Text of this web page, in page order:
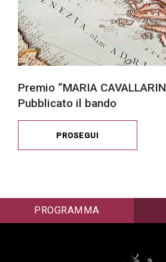
Premio “MARIA
Pubblicato il bando
PROSEGUI
PROGRAMMA